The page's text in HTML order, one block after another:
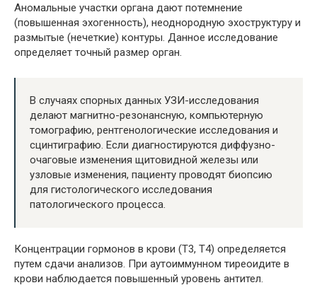
Аномальные участки органа дают потемнение
(повышенная эхогенность), неоднородную эхоструктуру и
размытые (нечеткие) контуры. Данное исследование
определяет точный размер орган.
В случаях спорных данных УЗИ-исследования
делают магнитно-резонансную, компьютерную
томографию, рентгенологические исследования и
сцинтиграфию. Если диагностируются диффузно-
очаговые изменения щитовидной железы или
узловые изменения, пациенту проводят биопсию
для гистологического исследования
патологического процесса.
Концентрации гормонов в крови (Т3, Т4) определяется
путем сдачи анализов. При аутоиммунном тиреоидите в
крови наблюдается повышенный уровень антител.